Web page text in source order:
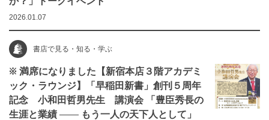
2026.01.07
書店で見る・知る・学ぶ
※ 満席になりました【新宿本店３階アカデミ
ック・ラウンジ】「早稲田新書」創刊５周年
記念 小和田哲男先生 講演会 「豊臣秀長の
生涯と業績 ―― もう一人の天下人として」